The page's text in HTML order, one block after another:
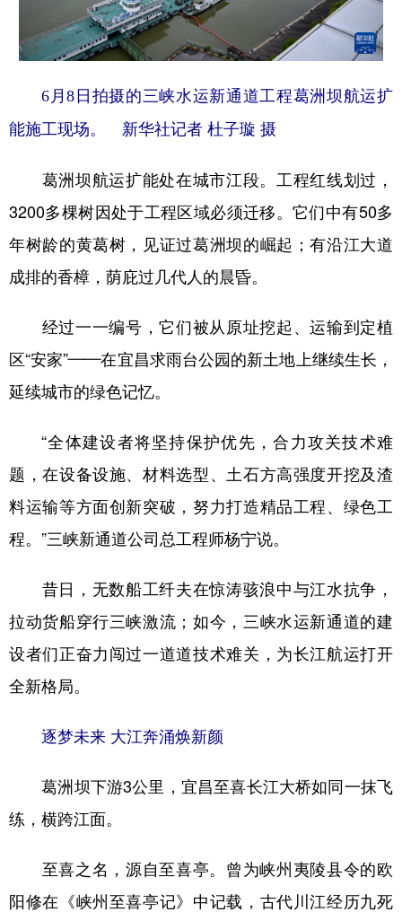
6月8日拍摄的三峡水运新通道工程葛洲坝航运扩
能施工现场。 新华社记者 杜子璇 摄
葛洲坝航运扩能处在城市江段。工程红线划过，
3200多棵树因处于工程区域必须迁移。它们中有50多
年树龄的黄葛树，见证过葛洲坝的崛起；有沿江大道
成排的香樟，荫庇过几代人的晨昏。
经过一一编号，它们被从原址挖起、运输到定植
区“安家”——在宜昌求雨台公园的新土地上继续生长，
延续城市的绿色记忆。
“全体建设者将坚持保护优先，合力攻关技术难
题，在设备设施、材料选型、土石方高强度开挖及渣
料运输等方面创新突破，努力打造精品工程、绿色工
程。”三峡新通道公司总工程师杨宁说。
昔日，无数船工纤夫在惊涛骇浪中与江水抗争，
拉动货船穿行三峡激流；如今，三峡水运新通道的建
设者们正奋力闯过一道道技术难关，为长江航运打开
全新格局。
逐梦未来 大江奔涌焕新颜
葛洲坝下游3公里，宜昌至喜长江大桥如同一抹飞
练，横跨江面。
至喜之名，源自至喜亭。曾为峡州夷陵县令的欧
阳修在《峡州至喜亭记》中记载，古代川江经历九死